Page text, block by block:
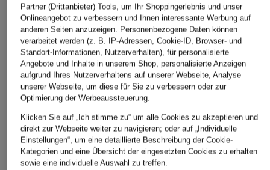
+Aktionsrabatt
RAFFAELLO ROSSI
7/8-Hose SUZY
119,99 €
Bestpreis:101,99 €
+Aktionsrabatt
RAFFAELLO ROSSI
7/8-Hose MACY
99,99 €
Bestpreis:
+Aktionsrabatt
CAMBIO
7/8-Hose
129,99 €
ÄHNLICHE ARTIKEL ENTDECKEN
Partner (Drittanbieter) Tools, um Ihr Shoppingerlebnis und unser
Onlineangebot zu verbessern und Ihnen interessante Werbung auf
anderen Seiten anzuzeigen. Personenbezogene Daten können
verarbeitet werden (z. B. IP-Adressen, Cookie-ID, Browser- und
Standort-Informationen, Nutzerverhalten), für personalisierte
Angebote und Inhalte in unserem Shop, personalisierte Anzeigen
aufgrund Ihres Nutzerverhaltens auf unserer Webseite, Analyse
unserer Webseite, um diese für Sie zu verbessern oder zur
Optimierung der Werbeaussteuerung.
Klicken Sie auf „Ich stimme zu“ um alle Cookies zu akzeptieren und
direkt zur Webseite weiter zu navigieren; oder auf „Individuelle
Einstellungen“, um eine detaillierte Beschreibung der Cookie-
Kategorien und eine Übersicht der eingesetzten Cookies zu erhalten
sowie eine individuelle Auswahl zu treffen.